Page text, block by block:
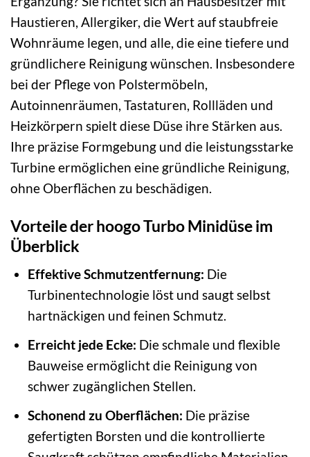
Haustieren, Allergiker, die Wert auf staubfreie
Wohnräume legen, und alle, die eine tiefere und
gründlichere Reinigung wünschen. Insbesondere
bei der Pflege von Polstermöbeln,
Autoinnenräumen, Tastaturen, Rollläden und
Heizkörpern spielt diese Düse ihre Stärken aus.
Ihre präzise Formgebung und die leistungsstarke
Turbine ermöglichen eine gründliche Reinigung,
ohne Oberflächen zu beschädigen.
Vorteile der hoogo Turbo Minidüse im
Überblick
Effektive Schmutzentfernung: Die
Turbinentechnologie löst und saugt selbst
hartnäckigen und feinen Schmutz.
Erreicht jede Ecke: Die schmale und flexible
Bauweise ermöglicht die Reinigung von
schwer zugänglichen Stellen.
Schonend zu Oberflächen: Die präzise
gefertigten Borsten und die kontrollierte